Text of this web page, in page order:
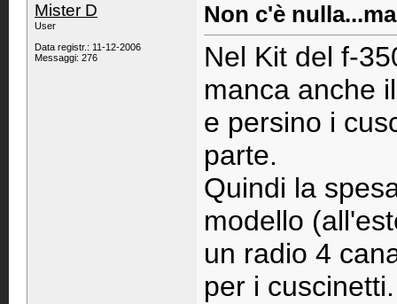
Mister D
User
Data registr.: 11-12-2006
Messaggi: 276
Non c'è
Nel Kit del f-
manca anche
e persino i
parte.
Quindi la
modello
un radio 4
per i cuscinetti.